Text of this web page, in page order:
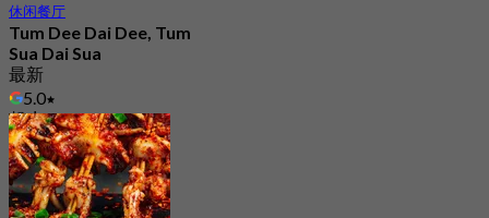
休闲餐厅
Tum Dee Dai Dee, Tum
Sua Dai Sua
最新
5.0
起฿ 250